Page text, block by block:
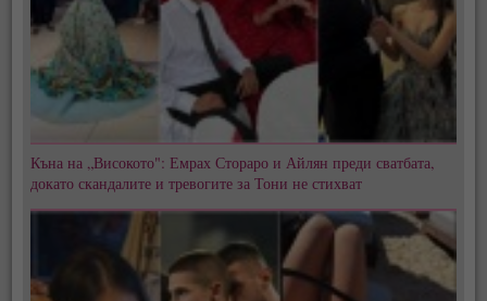
Къна на „Високото": Емрах Стораро и Айлян преди сватбата,
докато скандалите и тревогите за Тони не стихват